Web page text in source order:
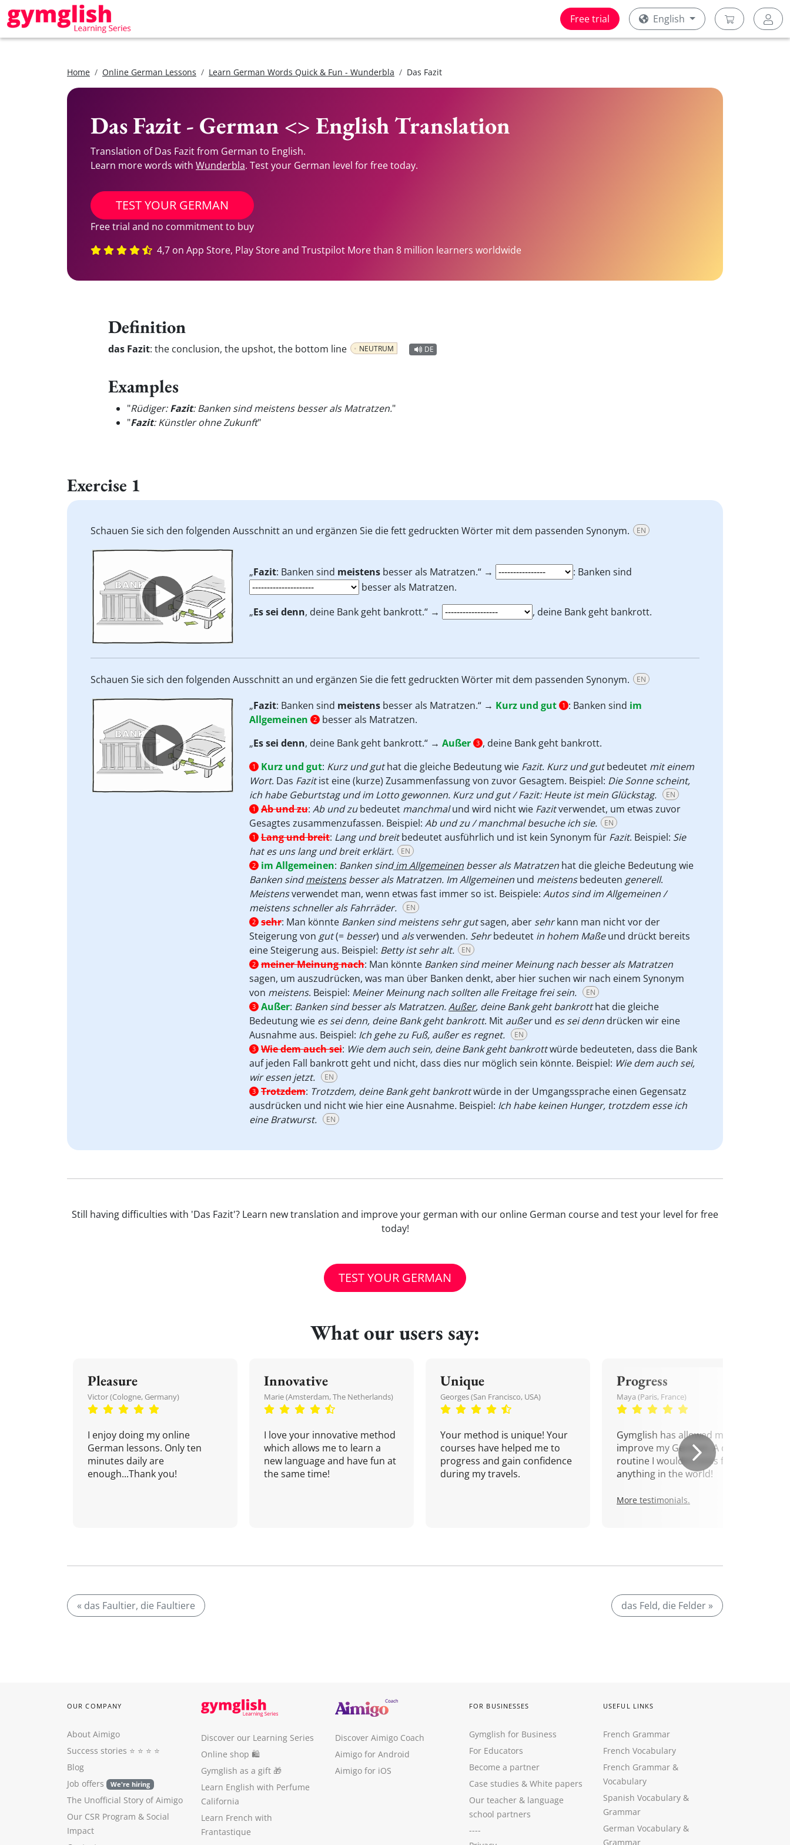
Free trial English
Home Online German Lessons Learn German Words Quick & Fun - Wunderbla Das Fazit
Das Fazit - German <> English Translation
Translation of Das Fazit from German to English.
Learn more words with Wunderbla. Test your German level for free today.
TEST YOUR GERMAN
Free trial and no commitment to buy
4,7 on App Store, Play Store and Trustpilot More than 8 million learners worldwide
Definition
das Fazit: the conclusion, the upshot, the bottom line NEUTRUM DE
Examples
"Rüdiger:Fazit: Banken sind meistens besser als Matratzen."
"Fazit: Künstler ohne Zukunft"
Exercise 1
Schauen Sie sich den folgenden Ausschnitt an und ergänzen Sie die fett gedruckten Wörter mit dem passenden Synonym. EN
Video
Player
„Fazit: Banken sind meistens besser als Matratzen.“ →
: Banken sind
besser als Matratzen.
„Es sei denn, deine Bank geht bankrott.“ → , deine Bank geht bankrott.
Schauen Sie sich den folgenden Ausschnitt an und ergänzen Sie die fett gedruckten Wörter mit dem passenden Synonym. EN
Video
Player
„Fazit: Banken sind meistens besser als Matratzen.“ → Kurz und gut 1 : Banken sind im
Allgemeinen
2
besser als Matratzen.
„Es sei denn, deine Bank geht bankrott.“ → Außer 3 , deine Bank geht bankrott.
1 Kurz und gut: Kurz und guthat die gleiche Bedeutung wie Fazit. Kurz und gutbedeutet mit einem
Wort. Das Fazitist eine (kurze) Zusammenfassung von zuvor Gesagtem. Beispiel: Die Sonne scheint,
ich habe Geburtstag und im Lotto gewonnen. Kurz und gut / Fazit: Heute ist mein Glückstag.
EN
1 Ab und zu: Ab und zubedeutet manchmalund wird nicht wie Fazitverwendet, um etwas zuvor
Gesagtes zusammenzufassen. Beispiel: Ab und zu / manchmal besuche ich sie. EN
1 Lang und breit: Lang und breitbedeutetausführlich und ist kein Synonym für Fazit. Beispiel: Sie
hat es uns lang und breit erklärt.
EN
2 im Allgemeinen: Banken sindim Allgemeinen besser als Matratzen hat die gleiche Bedeutung wie
Banken sindmeistensbesser als Matratzen. Im Allgemeinen und meistensbedeuten generell.
Meistensverwendet man, wenn etwas fast immer so ist. Beispiele: Autos sind im Allgemeinen /
meistens schneller als Fahrräder.
EN
2 sehr: Man könnte Banken sind meistens sehr gutsagen, aber sehrkann man nicht vor der
Steigerung von gut(= besser) und alsverwenden. Sehrbedeutet in hohem Maßeund drückt bereits
eine Steigerung aus. Beispiel: Betty ist sehr alt. EN
2 meiner Meinung nach: Man könnte Banken sind meiner Meinung nach besser als Matratzen
sagen, um auszudrücken, was man über Banken denkt, aber hier suchen wir nach einem Synonym
von meistens. Beispiel: Meiner Meinung nach sollten alle Freitage frei sein. EN
3 Außer: Banken sind besser als Matratzen.Außer, deine Bank geht bankrotthat die gleiche
Bedeutung wie es sei denn, deine Bank geht bankrott. Mit außerund es sei denn drücken wir eine
Ausnahme aus. Beispiel: Ich gehe zu Fuß, außer es regnet. EN
3 Wie dem auch sei: Wie dem auch sein, deine Bank geht bankrottwürde bedeuteten, dass die Bank
auf jeden Fall bankrott geht und nicht, dass dies nur möglich sein könnte. Beispiel: Wie dem auch sei,
wir essen jetzt.
EN
3 Trotzdem: Trotzdem, deine Bank geht bankrottwürde in der Umgangssprache einen Gegensatz
ausdrücken und nicht wie hier eine Ausnahme. Beispiel: Ich habe keinen Hunger, trotzdem esse ich
eine Bratwurst.
EN
Still having difficulties with 'Das Fazit'? Learn new translation and improve your german with our online German course and test your level for free
today!
TEST YOUR GERMAN
What our users say:
Pleasure
Victor (Cologne, Germany)
I enjoy doing my online
German lessons. Only ten
minutes daily are
enough...Thank you!
Innovative
Marie (Amsterdam, The Netherlands)
I love your innovative method
which allows me to learn a
new language and have fun at
the same time!
Unique
Georges (San Francisco, USA)
Your method is unique! Your
courses have helped me to
progress and gain confidence
during my travels.
Progress
Maya (Paris, France)
Gymglish has allowed me to
improve my German. A daily
routine I wouldn't miss for
anything in the world!
More testimonials.
« das Faultier, die Faultiere das Feld, die Felder »
OUR COMPANY
About Aimigo
Success stories ⭐️ ⭐️ ⭐️ ⭐️
Blog
Job offers
We're hiring
The Unofficial Story of Aimigo
Our CSR Program & Social
Impact
Discover our Learning Series
Online shop 🛍
Gymglish as a gift 🎁
Learn English with Perfume
California
Learn French with
Frantastique
Discover Aimigo Coach
Aimigo for Android
Aimigo for iOS
FOR BUSINESSES
Gymglish for Business
For Educators
Become a partner
Case studies & White papers
Our teacher & language
school partners
----
USEFUL LINKS
French Grammar
French Vocabulary
French Grammar &
Vocabulary
Spanish Vocabulary &
Grammar
German Vocabulary &
Grammar